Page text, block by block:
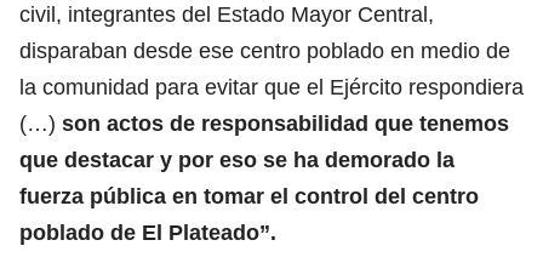
civil, integrantes del Estado Mayor Central,
disparaban desde ese centro poblado en medio de
la comunidad para evitar que el Ejército respondiera
(…) son actos de responsabilidad que tenemos
que destacar y por eso se ha demorado la
fuerza pública en tomar el control del centro
poblado de El Plateado”.